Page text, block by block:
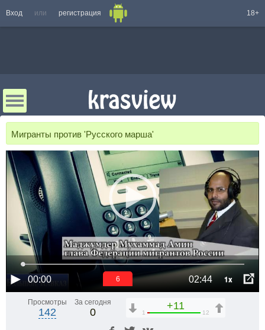
Вход или регистрация 18+
Мигранты против 'Русского марша'
00:00 02:44 1x
6
Просмотры
142
За сегодня
0
+11
1 12